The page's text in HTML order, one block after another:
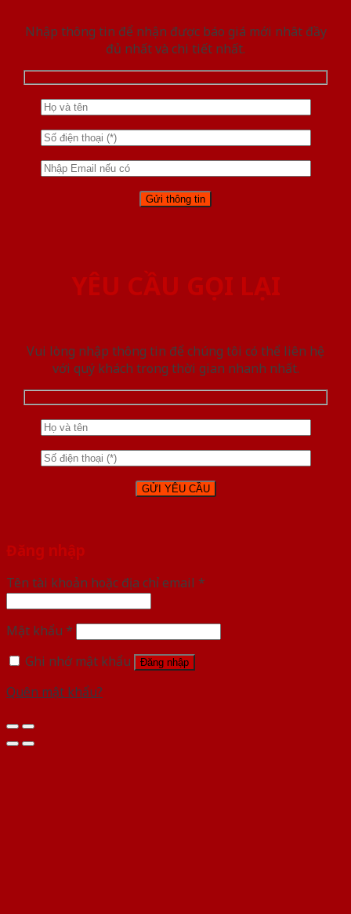
Nhập thông tin để nhận được báo giá mới nhât đầy
đủ nhất và chi tiết nhất.
YÊU CẦU GỌI LẠI
Vui lòng nhập thông tin để chúng tôi có thể liên hệ
với quý khách trong thời gian nhanh nhất.
Đăng nhập
Tên tài khoản hoặc địa chỉ email *
Mật khẩu *
Ghi nhớ mật khẩu
Đăng nhập
Quên mật khẩu?